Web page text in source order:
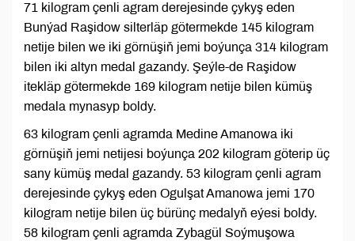
71 kilogram çenli agram derejesinde çykyş eden
Bunýad Raşidow silterläp götermekde 145 kilogram
netije bilen we iki görnüşiň jemi boýunça 314 kilogram
bilen iki altyn medal gazandy. Şeýle-de Raşidow
itekläp götermekde 169 kilogram netije bilen kümüş
medala mynasyp boldy.
63 kilogram çenli agramda Medine Amanowa iki
görnüşiň jemi netijesi boýunça 202 kilogram göterip üç
sany kümüş medal gazandy. 53 kilogram çenli agram
derejesinde çykyş eden Ogulşat Amanowa jemi 170
kilogram netije bilen üç bürünç medalyň eýesi boldy.
58 kilogram çenli agramda Zybagül Soýmuşowa